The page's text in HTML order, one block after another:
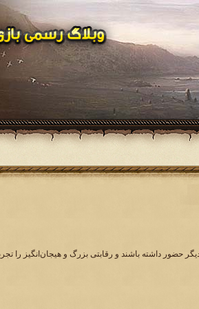
حضور داشته باشند و رقابتی بزرگ و هیجان‌انگیز را